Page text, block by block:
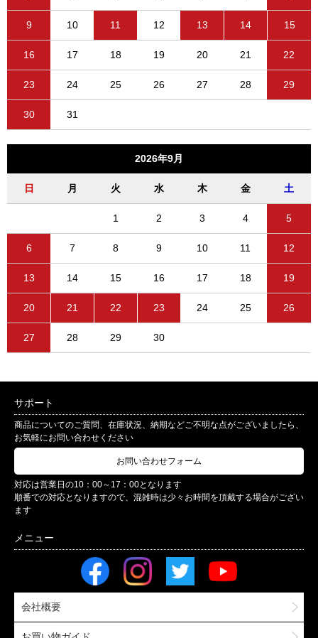
9 10 11 12 13 14 15
16 17 18 19 20 21 22
23 24 25 26 27 28 29
30 31
2026年9月
日 月 火 水 木 金 土
1 2 3 4 5
6 7 8 9 10 11 12
13 14 15 16 17 18 19
20 21 22 23 24 25 26
27 28 29 30
サポート
商品についてのご質問、在庫状況、納期などご不明な点がございましたら、
お気軽にお問い合わせください
お問い合わせフォーム
対応は営業日の10：00～17：00となります
順番での対応となりますので、混雑時は少々お時間を頂戴する場合がござい
ます
会社概要